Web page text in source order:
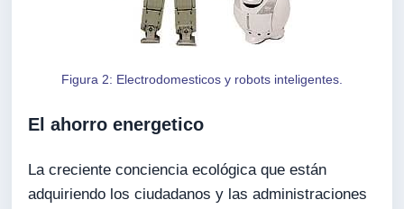
Figura 2: Electrodomesticos y robots inteligentes.
El ahorro energetico
La creciente conciencia ecológica que están
adquiriendo los ciudadanos y las administraciones